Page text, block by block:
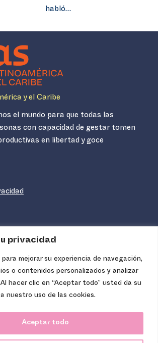
privacidad
para mejorar su experiencia de navegación,
o contenidos personalizados y analizar
hacer clic en “Aceptar todo” usted da su
nuestro uso de las cookies.
Aceptar todo
habló…
y el Caribe
el mundo para que todas las
con capacidad de gestar tomen
en libertad y goce
de insumos médicos. Nuestros
entre otros, en la difusión de
para proveer servicios de aborto seguro
servicios que ofrecemos no tienen costo